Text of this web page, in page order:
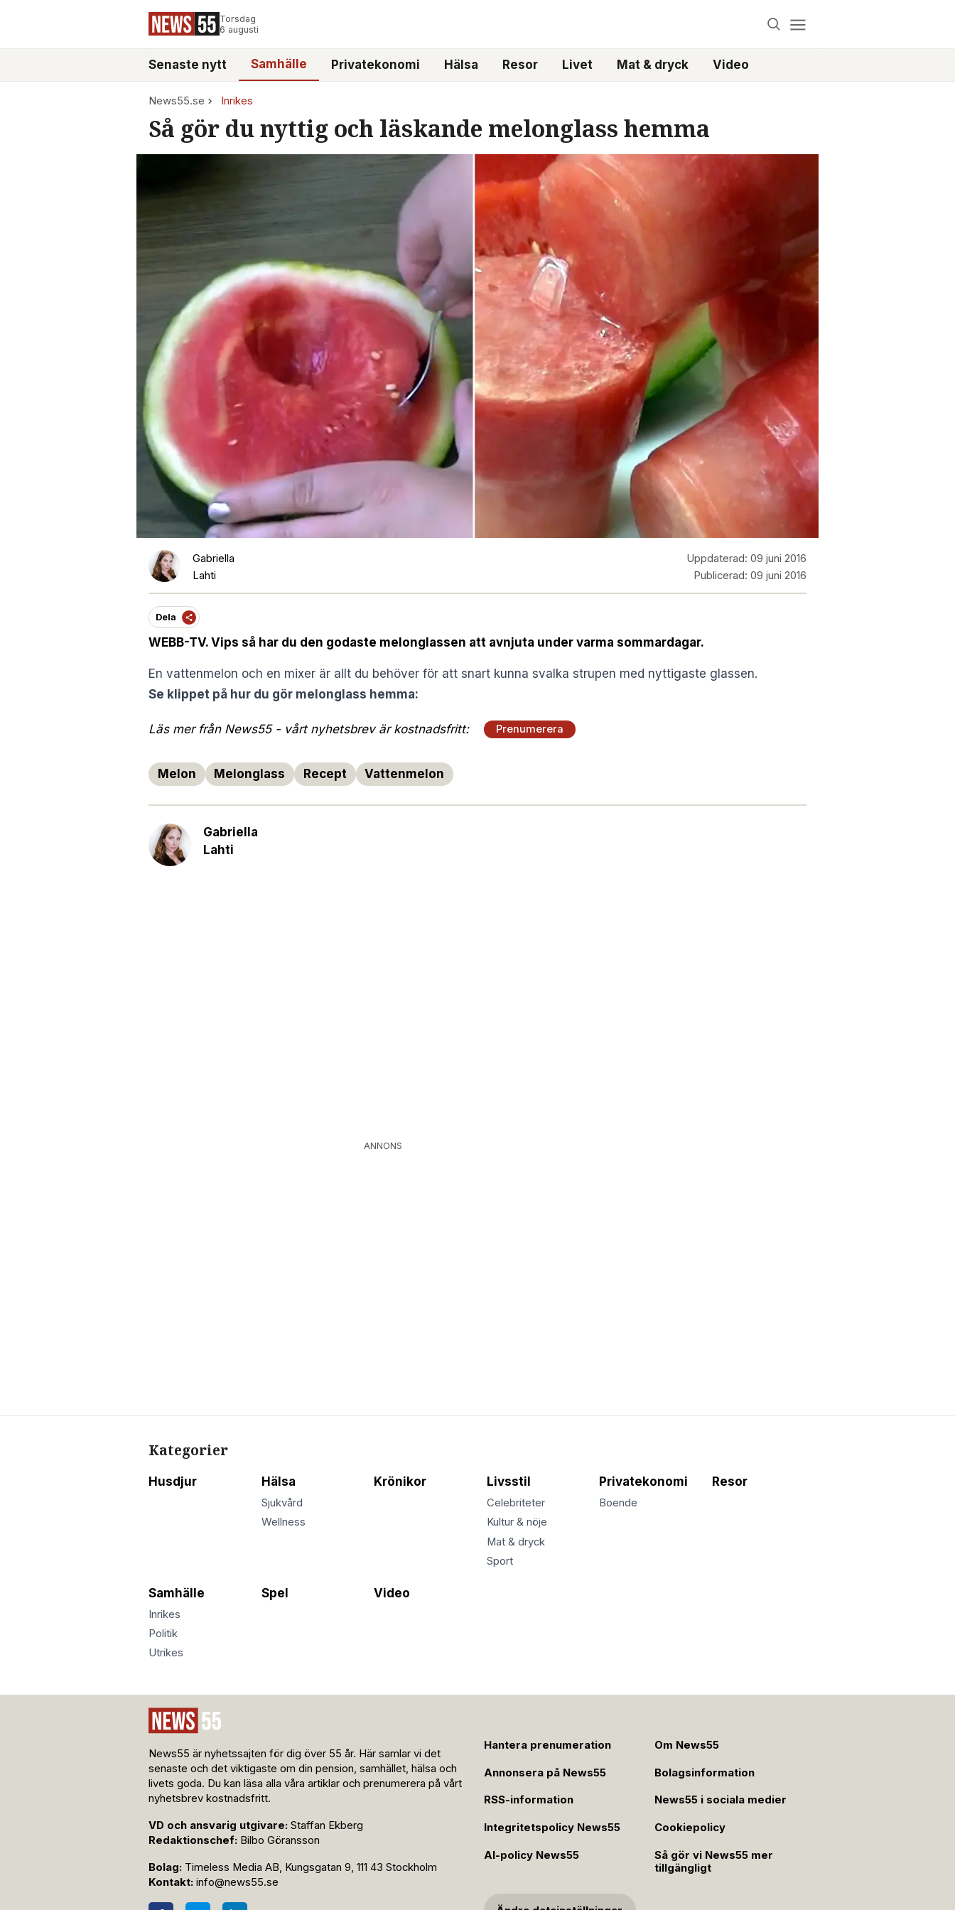
Torsdag
6 augusti
Senaste nytt Samhälle Privatekonomi Hälsa Resor Livet Mat & dryck Video
News55.se Inrikes
Så gör du nyttig och läskande melonglass hemma
Gabriella
Lahti
Uppdaterad: 09 juni 2016
Publicerad: 09 juni 2016
Dela
WEBB-TV. Vips så har du den godaste melonglassen att avnjuta under varma sommardagar.
En vattenmelon och en mixer är allt du behöver för att snart kunna svalka strupen med nyttigaste glassen.
Se klippet på hur du gör melonglass hemma:
Läs mer från News55 - vårt nyhetsbrev är kostnadsfritt: Prenumerera
Melon Melonglass Recept Vattenmelon
Gabriella
Lahti
ANNONS
Kategorier
Husdjur Hälsa
Sjukvård
Wellness
Krönikor Livsstil
Celebriteter
Kultur & nöje
Mat & dryck
Sport
Privatekonomi
Boende
Resor
Samhälle
Inrikes
Politik
Utrikes
Spel Video
News55 är nyhetssajten för dig över 55 år. Här samlar vi det
senaste och det viktigaste om din pension, samhället, hälsa och
livets goda. Du kan läsa alla våra artiklar och prenumerera på vårt
nyhetsbrev kostnadsfritt.
VD och ansvarig utgivare: Staffan Ekberg
Redaktionschef: Bilbo Göransson
Bolag: Timeless Media AB, Kungsgatan 9, 111 43 Stockholm
Kontakt: info@news55.se
Hantera prenumeration Om News55
Annonsera på News55 Bolagsinformation
RSS-information News55 i sociala medier
Integritetspolicy News55 Cookiepolicy
AI-policy News55
Så gör vi News55 mer
tillgängligt